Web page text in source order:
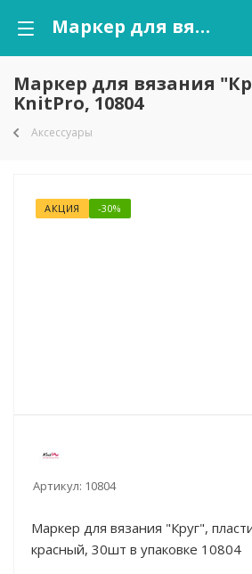
Маркер для вязания "Круг", KnitPro, 10804
Маркер для вязания
KnitPro, 10804
Аксессуары
АКЦИЯ -30%
Артикул: 10804
Маркер для вязания "Круг",
красный, 30шт в упаковке 10804